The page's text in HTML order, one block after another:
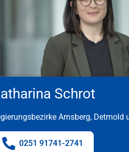
Schrot
Arnsberg, Detmold
Telefonnummer:
0251 91741-2741